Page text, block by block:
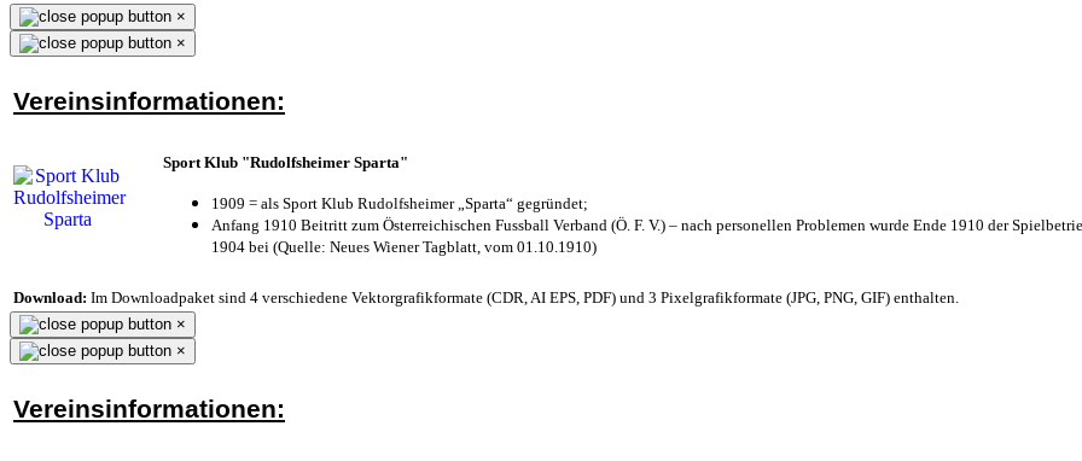
×
×
Vereinsinformationen:
Sport Klub "Rudolfsheimer Sparta"
1909 = als Sport Klub Rudolfsheimer „Sparta“ gegründet;
Anfang 1910 Beitritt zum Österreichischen Fussball Verband (Ö. F. V.) – nach personellen Problemen wurde Ende 1910 der
1904 bei (Quelle: Neues Wiener Tagblatt, vom 01.10.1910)
Download: Im Downloadpaket sind 4 verschiedene Vektorgrafikformate (CDR, AI EPS, PDF) und 3 Pixelgrafikformate (JPG, PNG, GIF) enthalten.
×
×
Vereinsinformationen: